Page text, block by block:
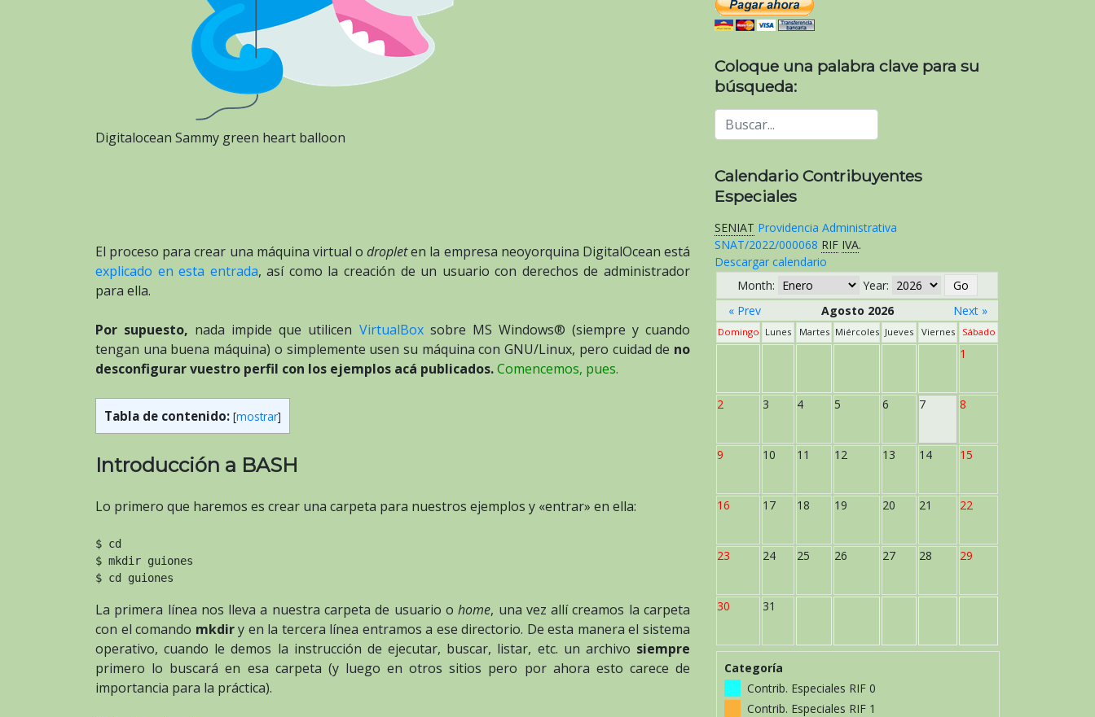
Digitalocean Sammy green heart balloon
El proceso para crear una máquina virtual odropleten la empresa neoyorquina DigitalOcean está
explicado en esta entrada, así como la creación de un usuario con derechos de administrador
para ella.
Por supuesto, nada impide que utilicen VirtualBoxsobre MS Windows® (siempre y cuando
tengan una buena máquina) o simplemente usen su máquina con GNU/Linux, pero cuidad de no
desconfigurar vuestro perfil con los ejemplos acá publicados.Comencemos, pues.
Tabla de contenido: [mostrar]
Introducción a BASH
Lo primero que haremos es crear una carpeta para nuestros ejemplos y «entrar» en ella:
$ cd
$ mkdir guiones
$ cd guiones
La primera línea nos lleva a nuestra carpeta de usuario ohome, una vez allí creamos la carpeta
con el comando mkdiry en la tercera línea entramos a ese directorio. De esta manera el sistema
operativo, cuando le demos la instrucción de ejecutar, buscar, listar, etc. un archivo siempre
primero lo buscará en esa carpeta (y luego en otros sitios pero por ahora esto carece de
importancia para la práctica).
Coloque una palabra clave para su
búsqueda:
Calendario Contribuyentes
Especiales
SENIAT Providencia Administrativa
SNAT/2022/000068 RIF IVA.
Descargar calendario
Month:
Year:
« Prev
Agosto 2026 Next »
Domingo Lunes Martes Miércoles Jueves Viernes Sábado
1
2 3 4 5 6 7 8
9 10 11 12 13 14 15
16 17 18 19 20 21 22
23 24 25 26 27 28 29
30 31
Categoría
Contrib. Especiales RIF 0
Contrib. Especiales RIF 1